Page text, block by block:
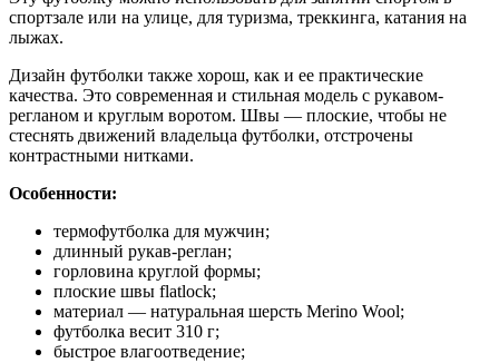
спортзале или на улице, для туризма, треккинга, катания на
лыжах.
Дизайн футболки также хорош, как и ее практические
качества. Это современная и стильная модель с рукавом-
регланом и круглым воротом. Швы — плоские, чтобы не
стеснять движений владельца футболки, отстрочены
контрастными нитками.
Особенности:
термофутболка для мужчин;
длинный рукав-реглан;
горловина круглой формы;
плоские швы flatlock;
материал — натуральная шерсть Merino Wool;
футболка весит 310 г;
быстрое влагоотведение;